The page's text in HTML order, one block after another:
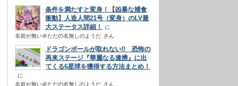
条件を満たすと変身！【凶暴な捕食
衝動】人造人間21号（変身）のLV最
大ステータス詳細！
名前が無い＠ただの名無しのようだ さん
ドラゴンボールが取れない!! 恐怖の
再来ステージ『華麗なる連携』に出
てくる6星球を獲得する方法まとめ！
名前が無い＠ただの名無しのようだ さん